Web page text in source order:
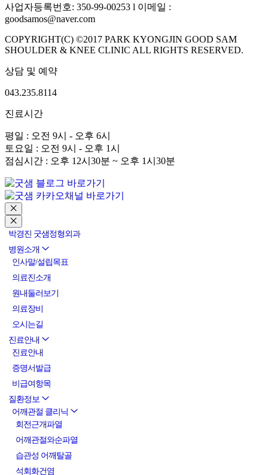
사업자등록번호: 350-99-00253 l 이메일 :
goodsamos@naver.com
COPYRIGHT(C) ©2017 PARK KYONGJIN GOOD SAM
SHOULDER & KNEE CLINIC ALL RIGHTS RESERVED.
상담 및 예약
043.235.8114
진료시간
평일 : 오전 9시 - 오후 6시
토요일 : 오전 9시 - 오후 1시
점심시간 : 오후 12시30분 ~ 오후 1시30분
박경진 굿샘정형외과
병원소개
인사말/설립목표
의료진소개
원내둘러보기
의료장비
오시는길
진료안내
진료안내
증명서발급
비급여항목
질환정보
어깨관절 클리닉
회전근개파열
어깨관절와순파열
습관성 어깨탈골
석회화건염